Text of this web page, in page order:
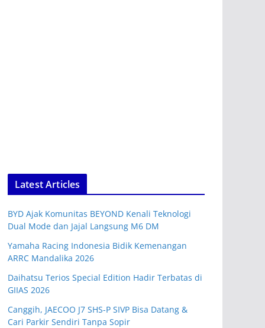
Latest Articles
BYD Ajak Komunitas BEYOND Kenali Teknologi
Dual Mode dan Jajal Langsung M6 DM
Yamaha Racing Indonesia Bidik Kemenangan
ARRC Mandalika 2026
Daihatsu Terios Special Edition Hadir Terbatas di
GIIAS 2026
Canggih, JAECOO J7 SHS-P SIVP Bisa Datang &
Cari Parkir Sendiri Tanpa Sopir